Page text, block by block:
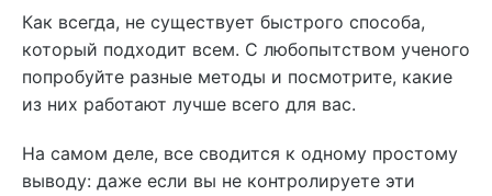
Как всегда, не существует быстрого способа,
который подходит всем. С любопытством ученого
попробуйте разные методы и посмотрите, какие
из них работают лучше всего для вас.
На самом деле, все сводится к одному простому
выводу: даже если вы не контролируете эти